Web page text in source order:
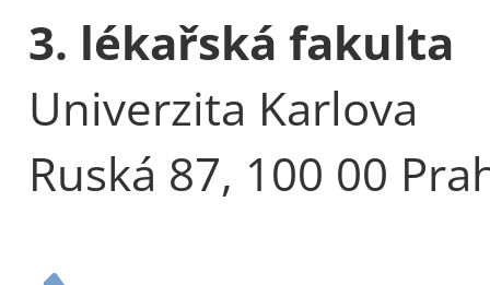
3. lékařská fakulta
Univerzita Karlova
Ruská 87, 100 00